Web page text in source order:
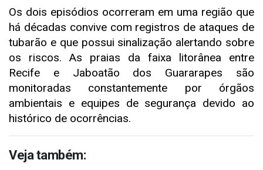
Os dois episódios ocorreram em uma região que
há décadas convive com registros de ataques de
tubarão e que possui sinalização alertando sobre
os riscos. As praias da faixa litorânea entre
Recife e Jaboatão dos Guararapes são
monitoradas constantemente por órgãos
ambientais e equipes de segurança devido ao
histórico de ocorrências.
Veja também: